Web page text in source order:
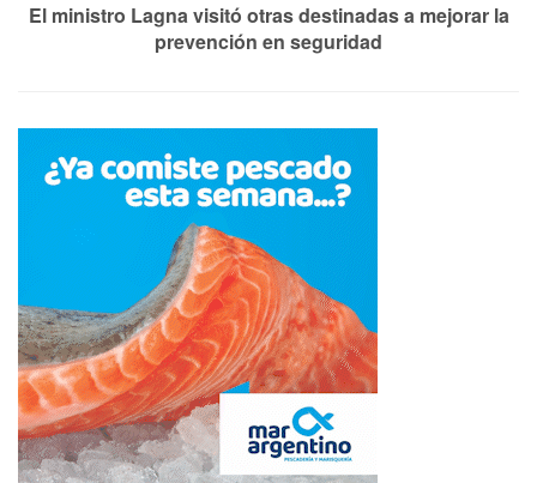
El ministro Lagna visitó otras destinadas a mejorar la
prevención en seguridad